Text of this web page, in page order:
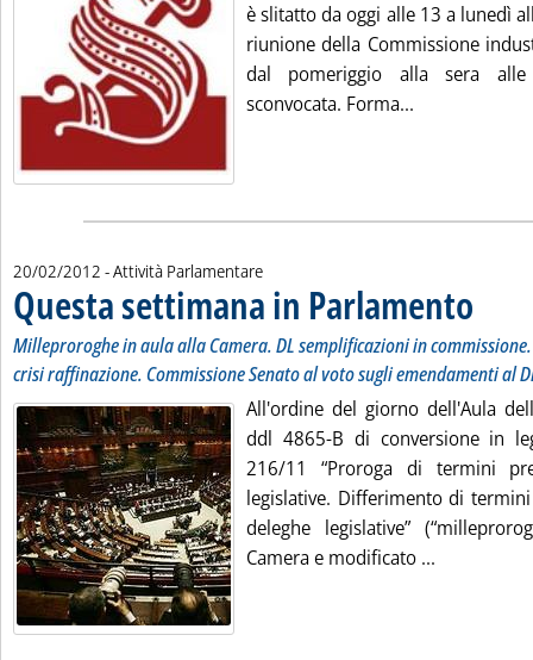
è slitatto da oggi alle 13 a lunedì
riunione della Commissione
dal pomeriggio alla sera
sconvocata. Forma...
20/02/2012 - Attività Parlamentare
Questa settimana in Parlamento
Milleproroghe in aula alla Camera. DL semplificazioni in
crisi raffinazione. Commissione Senato al voto sugli emendamenti al
All'ordine del giorno dell'Aula
ddl 4865-B di conversione in
216/11 “Proroga di termini
legislative. Differimento di
deleghe legislative”
Camera e modificato ...